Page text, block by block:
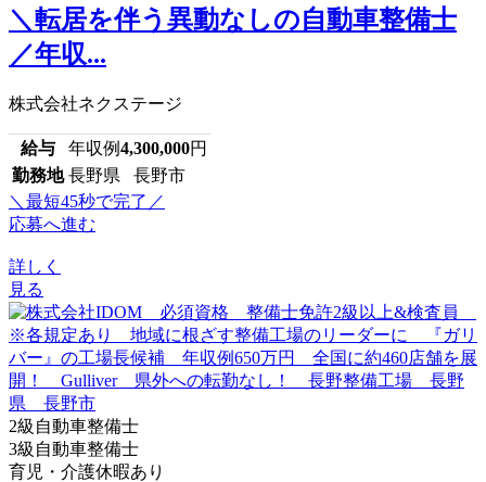
＼転居を伴う異動なしの自動車整備士
／年収...
株式会社ネクステージ
給与 年収例4,300,000円
勤務地 長野県 長野市
＼最短45秒で完了／
応募へ進む
詳しく
見る
2級自動車整備士
3級自動車整備士
育児・介護休暇あり